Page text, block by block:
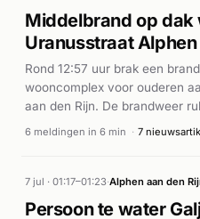
Middelbrand op dak
Uranusstraat
Rond 12:57 uur brak een
wooncomplex voor ouderen
aan den Rijn. De brandweer
meerdere eenheden ter
voorzorgsmaatregel. De
gealarmeerd. De brand
6 meldingen in 6 min · 7
7 jul · 01:17–01:23·Alphen aan den
Persoon te water